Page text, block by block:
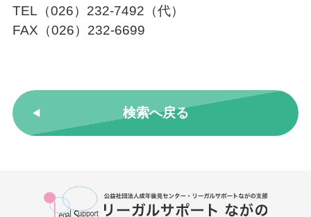
TEL（026）232-7492（代）
FAX（026）232-6699
検索へ戻る